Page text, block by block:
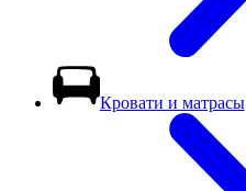
Кровати и матрасы